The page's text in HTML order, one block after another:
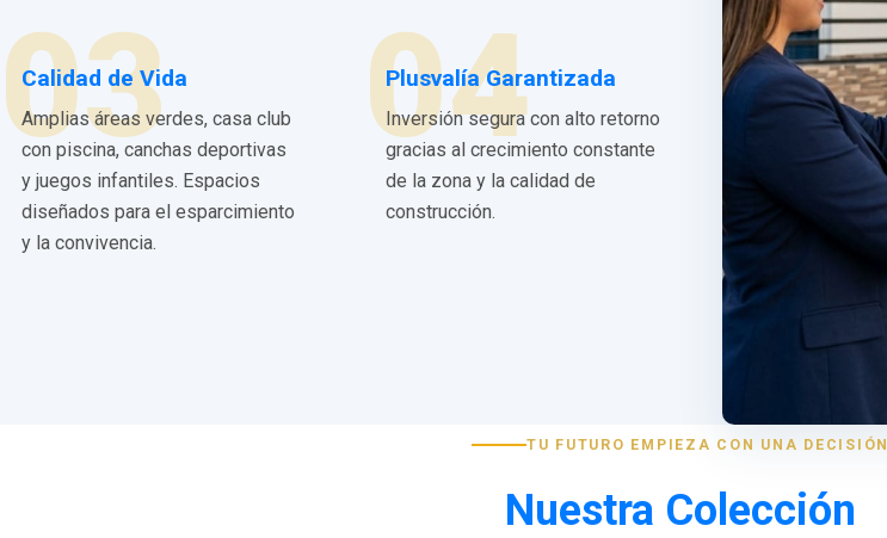
03
Calidad de Vida
Amplias áreas verdes, casa club
con piscina, canchas deportivas
y juegos infantiles. Espacios
diseñados para el esparcimiento
y la convivencia.
04
Plusvalía Garantizada
Inversión segura con alto retorno
gracias al crecimiento constante
de la zona y la calidad de
construcción.
TU FUTURO EMPIEZA CON UNA DECISIÓN
Nuestra Colección